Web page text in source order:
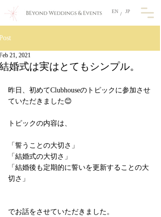
EN JP
/
婚式は実はとてもシンプル。
21, 2021
昨日、初めてClubhouseのトピックに参加させ
ていただきました😊
トピックの内容は、
「誓うことの大切さ」
「結婚式の大切さ」
「結婚後も定期的に誓いを更新することの大
切さ」
でお話をさせていただきました。